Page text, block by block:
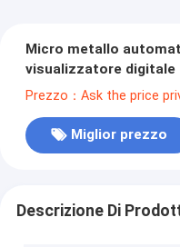
Micro metallo
visualizzatore digitale
dello strato di
Prezzo：Ask the price
Miglior prezzo
Descrizione Di